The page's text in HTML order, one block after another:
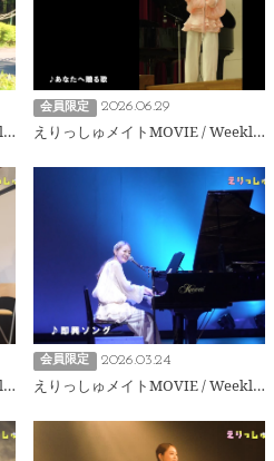
えりっしゅメイトMOVIE / Weekly214
会員限定 2026.06.29
えりっしゅメイトMOVIE / Weekly213
えりっしゅメイトMOVIE / Weekly211
会員限定 2026.03.24
えりっしゅメイトMOVIE / Weekly210